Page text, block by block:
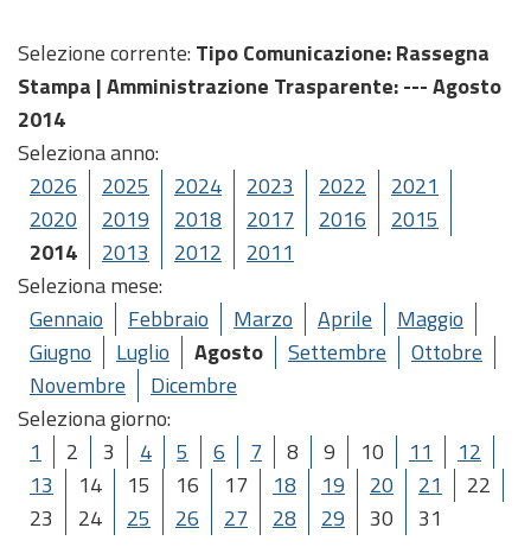
Selezione corrente: Tipo Comunicazione: Rassegna
Stampa |Amministrazione Trasparente: --- Agosto
2014
Seleziona anno:
2026
2025 2024 2023 2022
2021
2020
2019 2018 2017 2016
2015
2014
2013 2012
2011
Seleziona mese:
Gennaio
Febbraio Marzo Aprile
Maggio
Giugno
Luglio Agosto Settembre
Ottobre
Novembre
Dicembre
Seleziona giorno:
1
2 3 4 5 6 7 8 9 10 11
12
13
14 15 16 17 18 19 20 21
22
23
24 25 26 27 28 29 30 31